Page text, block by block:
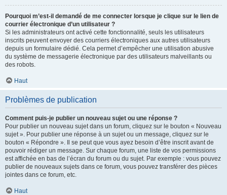
Pourquoi m’est-il demandé de me connecter lorsque je clique sur le lien de
courrier électronique d’un utilisateur ?
Si les administrateurs ont activé cette fonctionnalité, seuls les utilisateurs
inscrits peuvent envoyer des courriers électroniques aux autres utilisateurs
depuis un formulaire dédié. Cela permet d’empêcher une utilisation abusive
du système de messagerie électronique par des utilisateurs malveillants ou
des robots.
Haut
Problèmes de publication
Comment puis-je publier un nouveau sujet ou une réponse ?
Pour publier un nouveau sujet dans un forum, cliquez sur le bouton « Nouveau
sujet ». Pour publier une réponse à un sujet ou un message, cliquez sur le
bouton « Répondre ». Il se peut que vous ayez besoin d’être inscrit avant de
pouvoir rédiger un message. Sur chaque forum, une liste de vos permissions
est affichée en bas de l’écran du forum ou du sujet. Par exemple : vous pouvez
publier de nouveaux sujets dans ce forum, vous pouvez transférer des pièces
jointes dans ce forum, etc.
Haut